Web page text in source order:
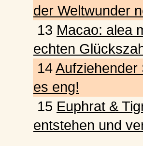
der Weltwunder
13 Macao: alea
echten
14Aufziehender
es eng!
15 Euphrat &
entstehen und